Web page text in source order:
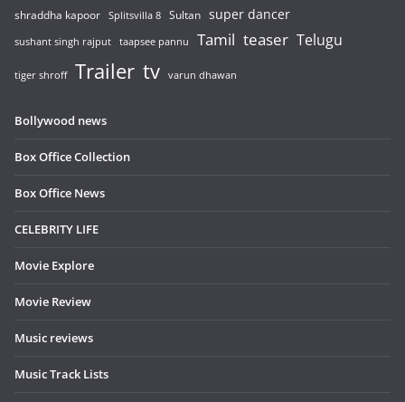
shraddha kapoor Splitsvilla 8 Sultan super dancer
sushant singh rajput taapsee pannu Tamil teaser Telugu
tiger shroff Trailer tv varun dhawan
Bollywood news
Box Office Collection
Box Office News
CELEBRITY LIFE
Movie Explore
Movie Review
Music reviews
Music Track Lists